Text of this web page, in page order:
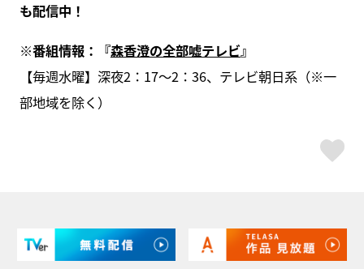
も配信中！
※番組情報：『森香澄の全部嘘テレビ』
【毎週水曜】深夜2：17～2：36、テレビ朝日系（※一
部地域を除く）